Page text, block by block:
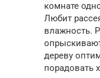
комнате
Любит
влажность.
дереву
порадовать